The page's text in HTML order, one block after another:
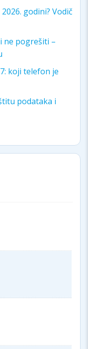
godini? Vodič
ne pogrešiti –
koji telefon je
podataka i